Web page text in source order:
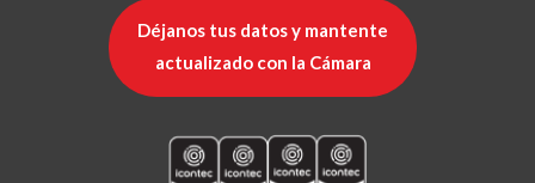
Déjanos tus datos y mantente
actualizado con la Cámara